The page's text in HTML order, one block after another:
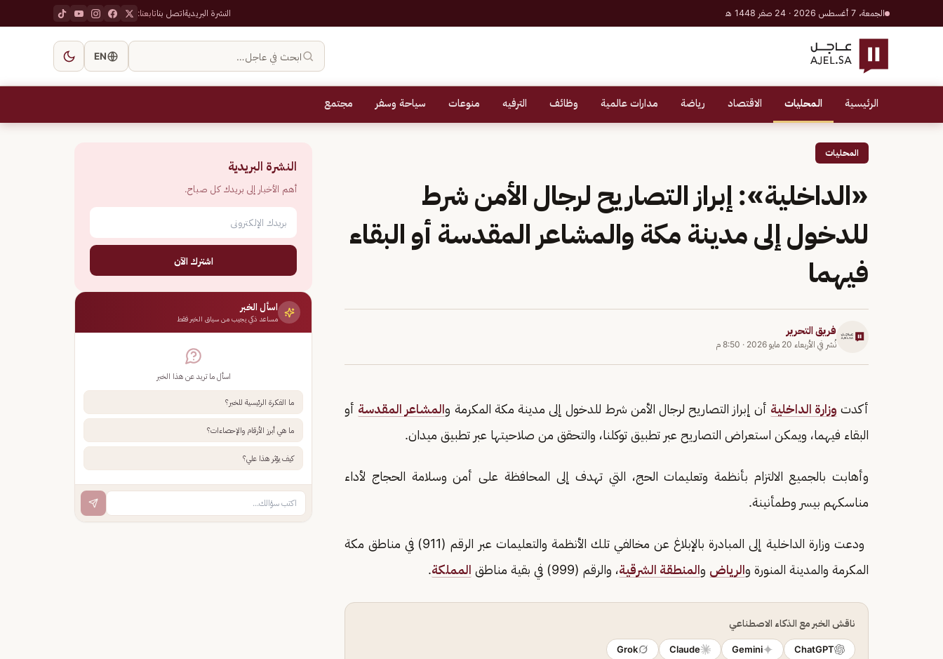
الجمعة، 7 أغسطس 2026 · 24 صفر 1448 هـ النشرة البريديةاتصل بناتابعنا:
ابحث في عاجل… EN
الرئيسية المحليات الاقتصاد رياضة مدارات عالمية وظائف الترفيه منوعات سياحة وسفر مجتمع
المحليات
‎«الداخلية»: إبراز التصاريح لرجال الأمن شرط
للدخول إلى مدينة مكة والمشاعر المقدسة أو البقاء
فيهما
فريق التحرير
نُشر في الأربعاء 20 مايو 2026 · 8:50 م
أكدت وزارة الداخلية أن إبراز التصاريح لرجال الأمن شرط للدخول إلى مدينة مكة المكرمة والمشاعر المقدسة أو
البقاء فيهما، ويمكن استعراض التصاريح عبر تطبيق توكلنا، والتحقق من صلاحيتها عبر تطبيق ميدان.
وأهابت بالجميع الالتزام بأنظمة وتعليمات الحج، التي تهدف إلى المحافظة على أمن وسلامة الحجاج لأداء
مناسكهم بيسر وطمأنينة.
ودعت وزارة الداخلية إلى المبادرة بالإبلاغ عن مخالفي تلك الأنظمة والتعليمات عبر الرقم (911) في مناطق مكة
المكرمة والمدينة المنورة والرياض والمنطقة الشرقية، والرقم (999) في بقية مناطق المملكة.
ناقش الخبر مع الذكاء الاصطناعي
ChatGPT
Gemini
Claude
Grok
النشرة البريدية
أهم الأخبار إلى بريدك كل صباح.
اشترك الآن
اسأل الخبر
مساعد ذكي يجيب من سياق الخبر فقط
اسأل ما تريد عن هذا الخبر
ما الفكرة الرئيسية للخبر؟
ما هي أبرز الأرقام والإحصاءات؟
كيف يؤثر هذا علي؟